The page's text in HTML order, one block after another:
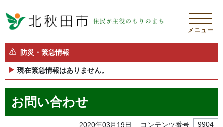
メニュー
防災・緊急情報
現在緊急情報はありません。
お問い合わせ
2020年03月19日 コンテンツ番号 9904